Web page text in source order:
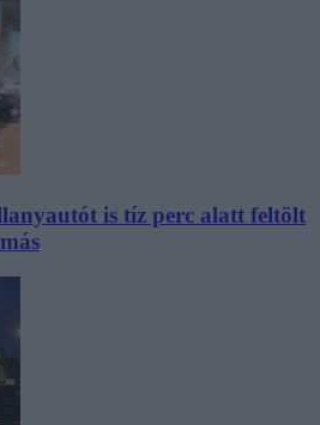
is tíz perc alatt feltölt